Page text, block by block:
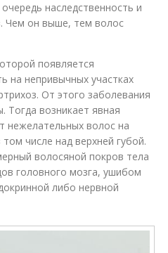
наследственность и
Чем он выше, тем волос
появляется
на непривычных участках
От этого заболевания
возникает явная
нежелательных волос на
числе над верхней губой.
волосяной покров тела
головного мозга, ушибом
либо нервной